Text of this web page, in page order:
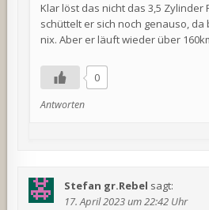
Klar löst das nicht das 3,5 Zylinder
schüttelt er sich noch genauso, da
nix. Aber er läuft wieder über
0
Antworten
Stefan gr.Rebel sagt:
17. April 2023 um 22:42 Uhr